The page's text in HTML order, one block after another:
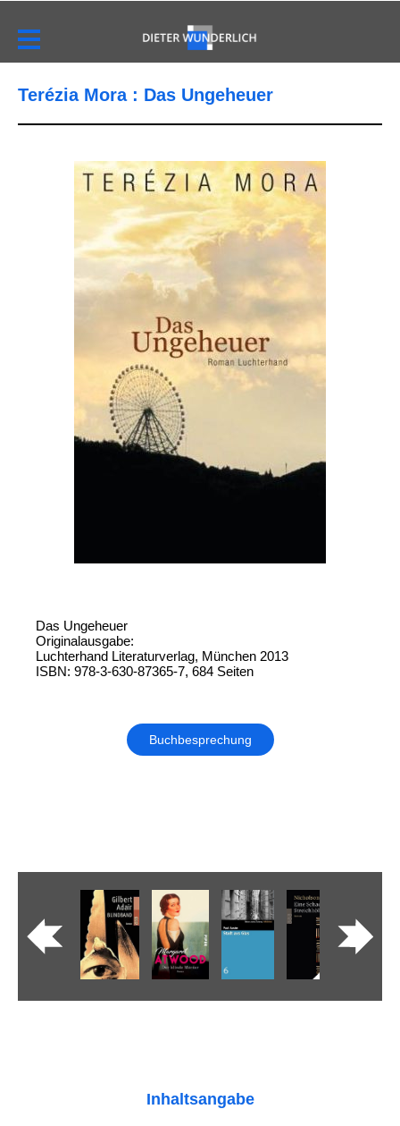
Terézia Mora : Das Ungeheuer
Das Ungeheuer
Originalausgabe:
Luchterhand Literaturverlag, München 2013
ISBN: 978-3-630-87365-7, 684 Seiten
Buchbesprechung
Inhaltsangabe